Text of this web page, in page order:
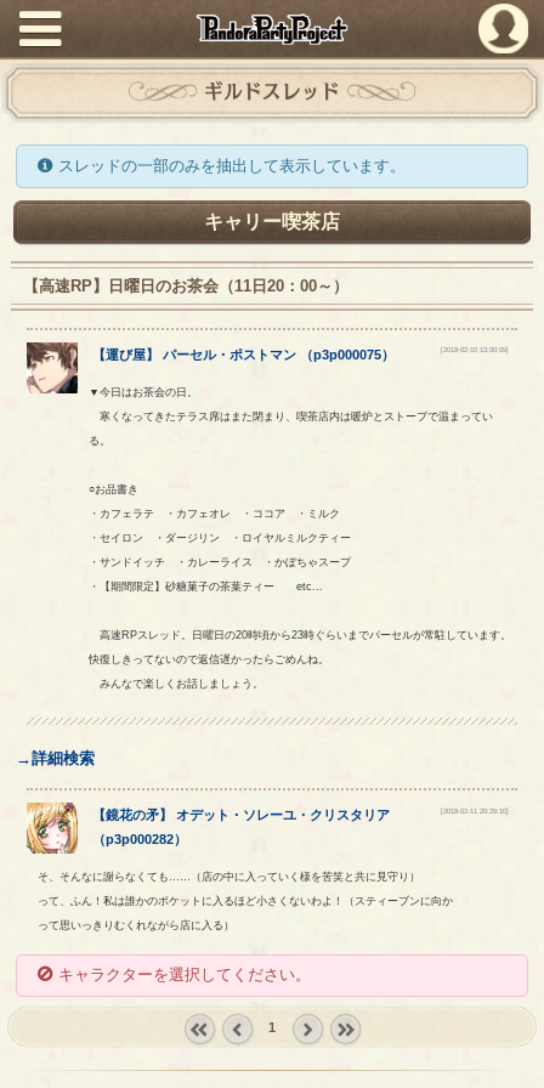
PandoraPartyProject
ギルドスレッド
スレッドの一部のみを抽出して表示しています。
キャリー喫茶店
【高速RP】日曜日のお茶会（11日20：00～）
【運び屋】パーセル・ ポストマン （p3p000075） [2018-02-10 13:00:09]
▼今日はお茶会の日。
寒くなってきたテラス席はまた閉まり、喫茶店内は暖炉とストーブで温まってい
る。
○お品書き
・カフェラテ ・カフェオレ ・ココア ・ミルク
・セイロン ・ダージリン ・ロイヤルミルクティー
・サンドイッチ ・カレーライス ・かぼちゃスープ
・【期間限定】砂糖菓子の茶葉ティー etc...
高速RPスレッド。日曜日の20時頃から23時ぐらいまでパーセルが常駐しています。
快復しきってないので返信遅かったらごめんね。
みんなで楽しくお話しましょう。
→詳細検索
【鏡花の矛】 オデット ・ ソレーユ ・ クリスタリア
（p3p000282）
[2018-02-11 20:29:10]
そ、そんなに謝らなくても……（店の中に入っていく様を苦笑と共に見守り）
って、ふん！私は誰かのポケットに入るほど小さくないわよ！（スティーブンに向か
って思いっきりむくれながら店に入る）
キャラクターを選択してください。
1